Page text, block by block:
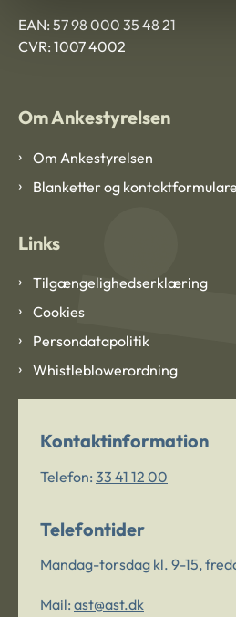
EAN: 57 98 000 35 48 21
CVR: 1007 4002
Om Ankestyrelsen
Om Ankestyrelsen
Blanketter og
Links
Tilgængelighedserklæring
Cookies
Persondatapolitik
Whistleblowerordning
Kontaktinformation
Telefon: 33 41 12 00
Telefontider
Mandag-torsdag kl. 9-15,
Mail: ast@ast.dk